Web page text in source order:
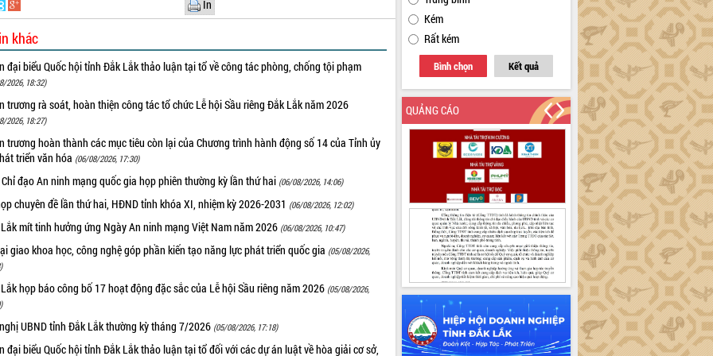
In
khác
đại biểu Quốc hội tỉnh Đắk Lắk thảo luận tại tổ về công tác phòng, chống tội phạm
2026, 18:32)
trương rà soát, hoàn thiện công tác tổ chức Lễ hội Sầu riêng Đắk Lắk năm 2026
2026, 18:27)
trương hoàn thành các mục tiêu còn lại của Chương trình hành động số 14 của Tỉnh ủy
triển văn hóa (06/08/2026, 17:30)
đạo An ninh mạng quốc gia họp phiên thường kỳ lần thứ hai (06/08/2026, 14:06)
chuyên đề lần thứ hai, HĐND tỉnh khóa XI, nhiệm kỳ 2026-2031 (06/08/2026, 12:02)
mít tinh hưởng ứng Ngày An ninh mạng Việt Nam năm 2026 (06/08/2026, 10:47)
giao khoa học, công nghệ góp phần kiến tạo năng lực phát triển quốc gia (05/08/2026,
họp báo công bố 17 hoạt động đặc sắc của Lễ hội Sầu riêng năm 2026 (05/08/2026,
UBND tỉnh Đắk Lắk thường kỳ tháng 7/2026 (05/08/2026, 17:18)
đại biểu Quốc hội tỉnh Đắk Lắk thảo luận tại tổ đối với các dự án luật về hòa giải cơ sở,
Kém
Rất kém
Bình chọn Kết quả
QUẢNG CÁO